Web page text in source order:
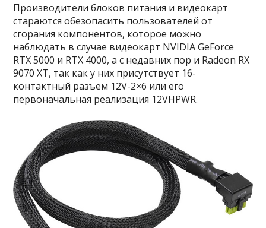
Производители блоков питания и видеокарт
стараются обезопасить пользователей от
сгорания компонентов, которое можно
наблюдать в случае видеокарт NVIDIA GeForce
RTX 5000 и RTX 4000, а с недавних пор и Radeon RX
9070 XT, так как у них присутствует 16-
контактный разъём 12V-2×6 или его
первоначальная реализация 12VHPWR.